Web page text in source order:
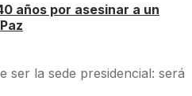
años por asesinar a un